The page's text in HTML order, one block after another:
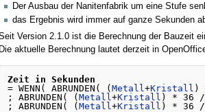
Der Ausbau der Nanitenfabrik um eine Stufe
das Ergebnis wird immer auf ganze Sekunden
Version 2.1.0 ist die Berechnung der Bauzeit
Die aktuelle Berechnung lautet derzeit in
Zeit in Sekunden
= WENN( ABRUNDEN( (Metall+Kristall )
; ABRUNDEN( (Metall+Kristall ) * 36
; ABRUNDEN( (Metall+Kristall ) * 36